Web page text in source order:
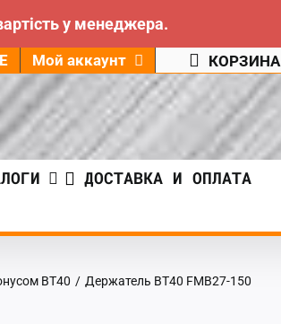
у менеджера.
Мой аккаунт КОРЗИНА
ДОСТАВКА И ОПЛАТА
BT40 / Держатель BT40 FMB27-150